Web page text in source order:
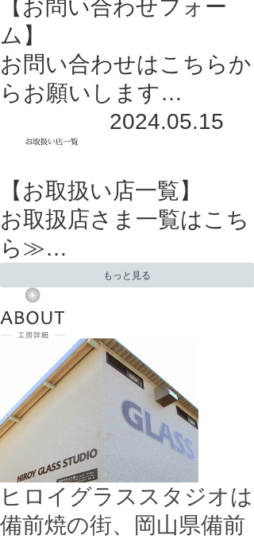
【お問い合わせフォー
ム】
お問い合わせはこちらか
らお願いします…
2024.05.15
【お取扱い店一覧】
お取扱店さま一覧はこち
ら≫…
もっと見る
ヒロイグラススタジオは
備前焼の街、岡山県備前